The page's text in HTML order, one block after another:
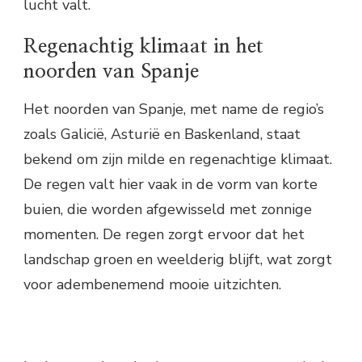
lucht valt.
Regenachtig klimaat in het
noorden van Spanje
Het noorden van Spanje, met name de regio’s
zoals Galicië, Asturië en Baskenland, staat
bekend om zijn milde en regenachtige klimaat.
De regen valt hier vaak in de vorm van korte
buien, die worden afgewisseld met zonnige
momenten. De regen zorgt ervoor dat het
landschap groen en weelderig blijft, wat zorgt
voor adembenemend mooie uitzichten.